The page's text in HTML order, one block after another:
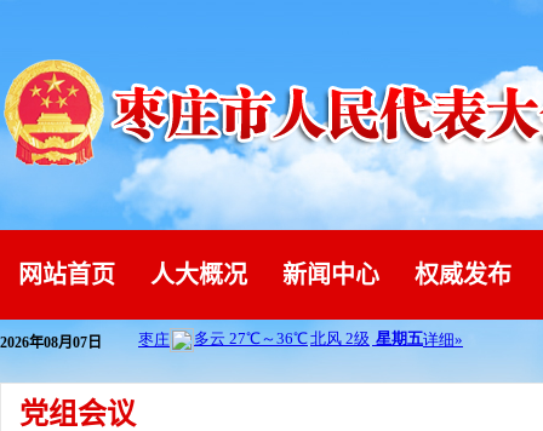
网站首页 人大概况 新闻中心 权威发布
2026年08月07日
党组会议